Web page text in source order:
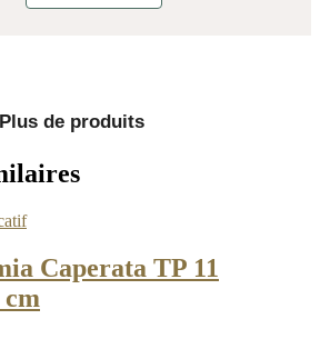
Plus de produits
Caperata TP 11